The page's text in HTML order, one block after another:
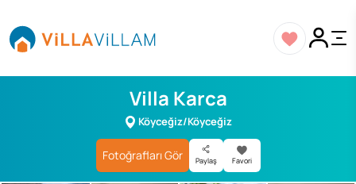
Villa Karca
Köyceğiz/Köyceğiz
Fotoğrafları Gör Paylaş Favori